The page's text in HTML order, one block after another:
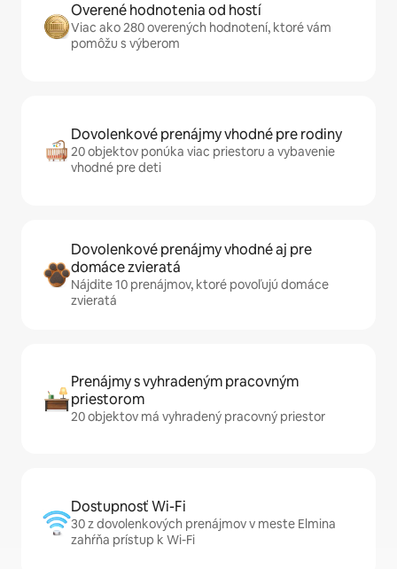
Overené hodnotenia od hostí
Viac ako 280 overených hodnotení, ktoré vám
pomôžu s výberom
Dovolenkové prenájmy vhodné pre rodiny
20 objektov ponúka viac priestoru a vybavenie
vhodné pre deti
Dovolenkové prenájmy vhodné aj pre
domáce zvieratá
Nájdite 10 prenájmov, ktoré povoľujú domáce
zvieratá
Prenájmy s vyhradeným pracovným
priestorom
20 objektov má vyhradený pracovný priestor
Dostupnosť Wi-Fi
30 z dovolenkových prenájmov v meste Elmina
zahŕňa prístup k Wi-Fi